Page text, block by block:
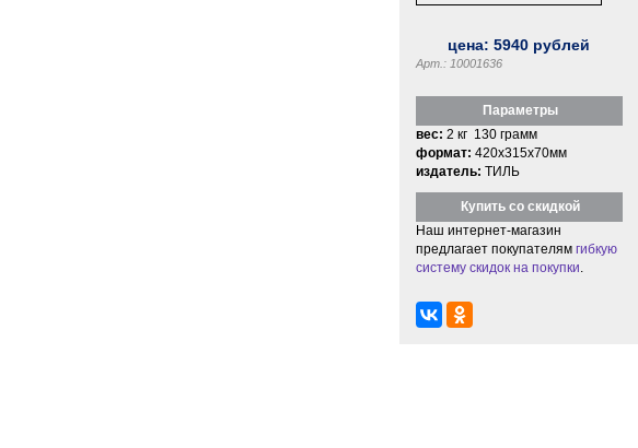
цена:5940 рублей
Арт.: 10001636
Параметры
вес: 2 кг 130 грамм
формат: 420x315x70мм
издатель: ТИЛЬ
Купить со скидкой
Наш интернет-магазин
предлагает покупателям гибкую
систему скидок на покупки